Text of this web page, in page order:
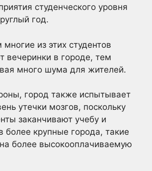
студенческого уровня
год.
из этих студентов
вечеринки в городе, тем
много шума для жителей.
город также испытывает
утечки мозгов, поскольку
заканчивают учебу и
более крупные города, такие
более высокооплачиваемую